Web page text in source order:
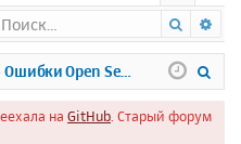
х
о
д
Поиск
на GitHub . Старый форум